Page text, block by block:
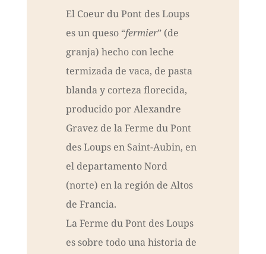
El Coeur du Pont des Loups
es un queso “fermier” (de
granja) hecho con leche
termizada de vaca, de pasta
blanda y corteza florecida,
producido por Alexandre
Gravez de la Ferme du Pont
des Loups en Saint-Aubin, en
el departamento Nord
(norte) en la región de Altos
de Francia.
La Ferme du Pont des Loups
es sobre todo una historia de